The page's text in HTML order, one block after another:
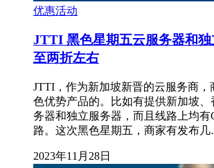
优惠活动
JTTI 黑色星期五云服务器和
至两折左右
JTTI，作为新加坡新晋的云服务商，
色优势产品的。比如有提供新加坡、
务器和独立服务器，而且线路上均有
路。这次黑色星期五，商家有发布
2023年11月28日